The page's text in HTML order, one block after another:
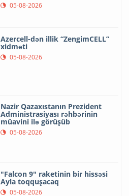
05-08-2026
Azercell-dən illik “ZengimCELL”
xidməti
05-08-2026
Nazir Qazaxıstanın Prezident
Administrasiyası rəhbərinin
müavini ilə görüşüb
05-08-2026
"Falcon 9" raketinin bir hissəsi
Ayla toqquşacaq
05-08-2026